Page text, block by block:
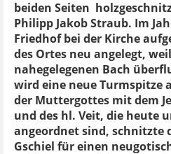
beiden Seiten
Philipp Jakob Straub. Im
Friedhof bei der Kirche
des Ortes neu angelegt,
nahegelegenen Bach
wird eine neue Turmspitze
der Muttergottes mit dem
und des hl. Veit, die heute
angeordnet sind, schnitzte
Gschiel für einen